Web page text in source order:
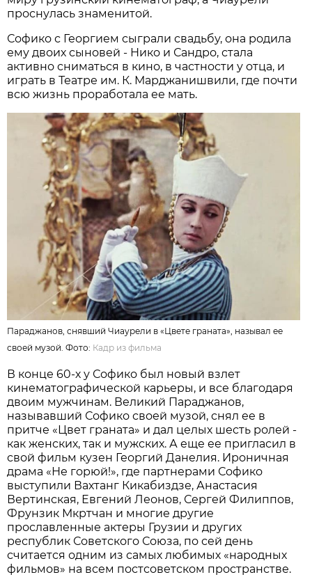
проснулась знаменитой.
Софико с Георгием сыграли свадьбу, она родила
ему двоих сыновей - Нико и Сандро, стала
активно сниматься в кино, в частности у отца, и
играть в Театре им. К. Марджанишвили, где почти
всю жизнь проработала ее мать.
Параджанов, снявший Чиаурели в «Цвете граната», называл ее
своей музой. Фото: Кадр из фильма
В конце 60-х у Софико был новый взлет
кинематографической карьеры, и все благодаря
двоим мужчинам. Великий Параджанов,
называвший Софико своей музой, снял ее в
притче «Цвет граната» и дал целых шесть ролей -
как женских, так и мужских. А еще ее пригласил в
свой фильм кузен Георгий Данелия. Ироничная
драма «Не горюй!», где партнерами Софико
выступили Вахтанг Кикабиздзе, Анастасия
Вертинская, Евгений Леонов, Сергей Филиппов,
Фрунзик Мкртчан и многие другие
прославленные актеры Грузии и других
республик Советского Союза, по сей день
считается одним из самых любимых «народных
фильмов» на всем постсоветском пространстве.